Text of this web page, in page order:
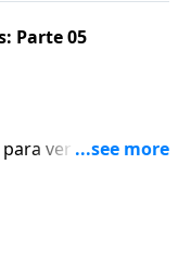
Parte 05
ver una
del velo.